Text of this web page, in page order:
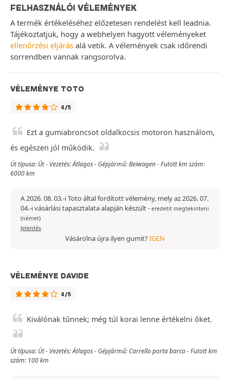
FELHASZNÁLÓI VÉLEMÉNYEK
A termék értékeléséhez előzetesen rendelést kell leadnia.
Tájékoztatjuk, hogy a webhelyen hagyott véleményeket
ellenőrzési eljárás alá vetik. A vélemények csak időrendi
sorrendben vannak rangsorolva.
VÉLEMÉNYE TOTO
4/5
Ezt a gumiabroncsot oldalkocsis motoron használom,
és egészen jól működik.
Út típusa: Út - Vezetés: Átlagos - Gépjármű: Beiwagen - Futott km szám:
6000 km
A 2026. 08. 03.-i Toto által fordított vélemény, mely az 2026. 07.
04.-i vásárlási tapasztalata alapján készült- eredetit megtekinteni
(német)
Jelentés
Vásárolna újra ilyen gumit?IGEN
VÉLEMÉNYE DAVIDE
4/5
Kiválónak tűnnek; még túl korai lenne értékelni őket.
Út típusa: Út - Vezetés: Átlagos - Gépjármű: Carrello porta barca - Futott km
szám: 100 km